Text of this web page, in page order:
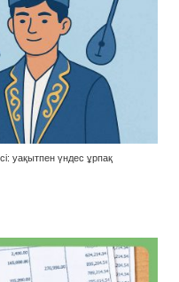
уақытпен үндес ұрпақ